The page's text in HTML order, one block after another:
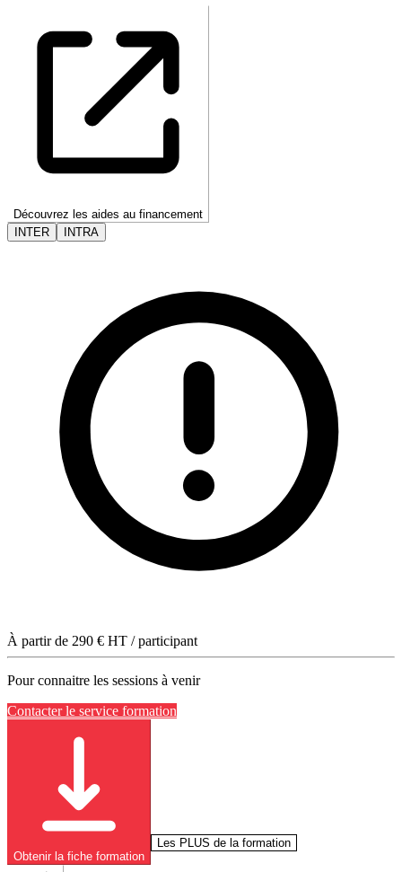
Découvrez les aides au financement
INTER
INTRA
À partir de 290 € HT / participant
Pour connaitre les sessions à venir
Contacter le service formation
Obtenir la fiche formation
Les PLUS de la formation